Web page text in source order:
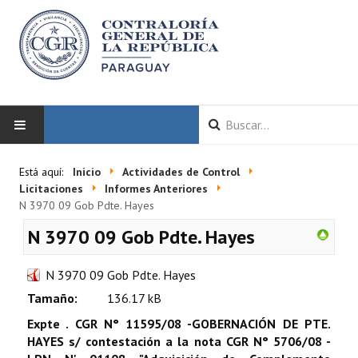
LA CGR
Autoridades
Misión y Visión
Marco Normativo
Organigrama
Está aquí: Inicio
Actividades de Control
Licitaciones
Informes Anteriores
N 3970 09 Gob Pdte. Hayes
N 3970 09 Gob Pdte. Hayes
N 3970 09 Gob Pdte. Hayes
Tamaño:
136.17 kB
Expte . CGR N° 11595/08 -GOBERNACIÓN DE PTE.
HAYES s/ contestación a la nota CGR N° 5706/08 -